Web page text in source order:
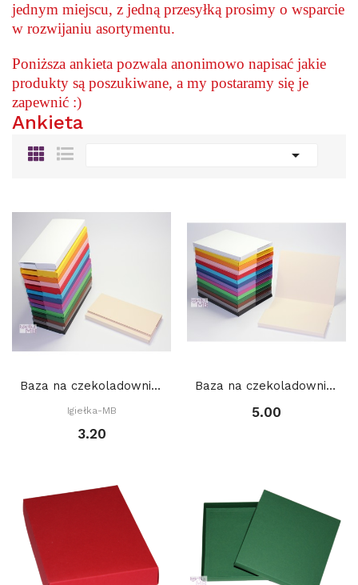
jednym miejscu, z jedną przesyłką prosimy o wsparcie
w rozwijaniu asortymentu.
Poniższa ankieta pozwala anonimowo napisać jakie
produkty są poszukiwane, a my postaramy się je
zapewnić :)
Ankieta

Baza na czekoladownik mały 9,5 x 19 cm
Igiełka-MB
3.20
Baza na czekoladownik MERCI 20 x 16 x 1,3 cm
5.00